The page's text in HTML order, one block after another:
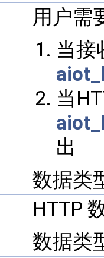
用户需
当接
当
出
数据类
HTTP
数据类